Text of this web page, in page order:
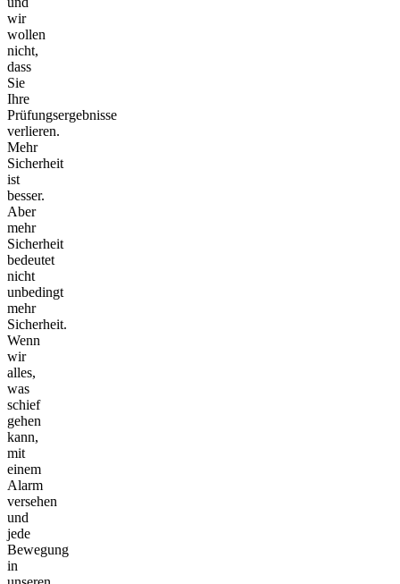
wir
wollen
nicht,
dass
Sie
Ihre
Prüfungsergebnisse
verlieren.
Mehr
Sicherheit
ist
besser.
Aber
mehr
Sicherheit
bedeutet
nicht
unbedingt
mehr
Sicherheit.
Wenn
wir
alles,
was
schief
gehen
kann,
mit
einem
Alarm
versehen
und
jede
Bewegung
in